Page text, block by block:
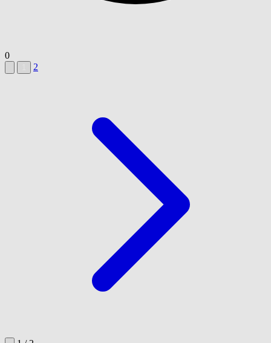
0
2